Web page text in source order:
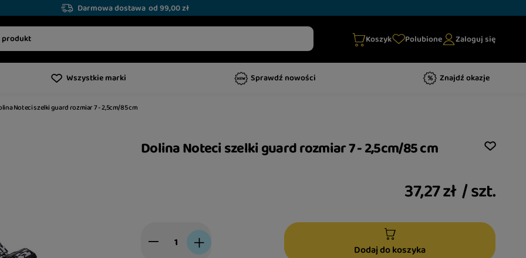
Darmowa dostawa od 99,00 zł
Koszyk Polubione Zaloguj się
Wszystkie marki Sprawdź nowości Znajdź okazje
Noteci szelki guard rozmiar 7 - 2,5cm/85 cm
Dolina Noteci szelki guard rozmiar 7 - 2,5cm/85 cm
37,27 zł /szt.
Dodaj do koszyka